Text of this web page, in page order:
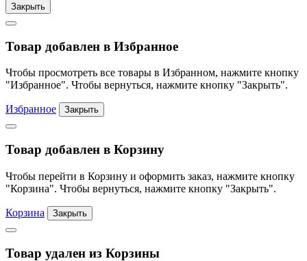
Закрыть
Товар добавлен в Избранное
Чтобы просмотреть все товары в Избранном, нажмите кнопку
"Избранное". Чтобы вернуться, нажмите кнопку "Закрыть".
Избранное Закрыть
Товар добавлен в Корзину
Чтобы перейти в Корзину и оформить заказ, нажмите кнопку
"Корзина". Чтобы вернуться, нажмите кнопку "Закрыть".
Корзина Закрыть
Товар удален из Корзины